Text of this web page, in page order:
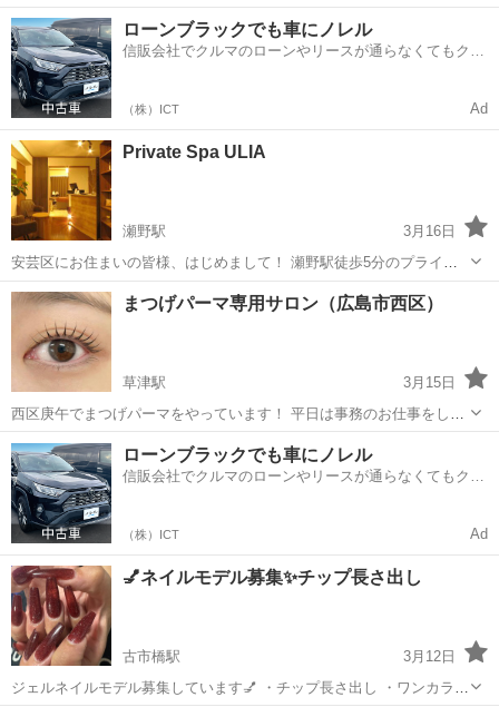
ADDICT -香水の様に、色気をまとう-顔の印象は80%が『眉毛』で決ま
るってご存知ですか？あなたの骨格×ADDICT独自の黄金比＝思わず
『ドキッとしちゃう』色気M...
広島 広島市 八丁堀駅 美容
ローンブラックでも車にノレル
信販会社でクルマのローンやリースが通らなくてもクル
（株）ICT Ad
Private Spa ULIA
瀬野駅
3月16日
安芸区にお住まいの皆様、はじめまして！ 瀬野駅徒歩5分のプライベ
ートサロン『Private Spa ULIA（ウリア）』です。 「以前のoasisから
通っていた」という方も、「初めて知った」という方も、このリニュ
ーア...
広島 広島市 瀬野駅 その他
まつげパーマ専用サロン（広島市西区）
草津駅
3月15日
西区庚午でまつげパーマをやっています！ 平日は事務のお仕事をして
いるため基本は夜のみ営業です。 （月曜日は15:00〜可能。その他要
相談） お気軽にお問い合わせ下さい♪ ⭐︎料金 初回 2,000円
2回目以降 ...
広島 広島市 草津駅 その他 まつげ
ローンブラックでも車にノレル
信販会社でクルマのローンやリースが通らなくてもクル
（株）ICT Ad
💅ネイルモデル募集✨チップ長さ出し
古市橋駅
3月12日
ジェルネイルモデル募集しています💅 ・チップ長さ出し ・ワンカラー